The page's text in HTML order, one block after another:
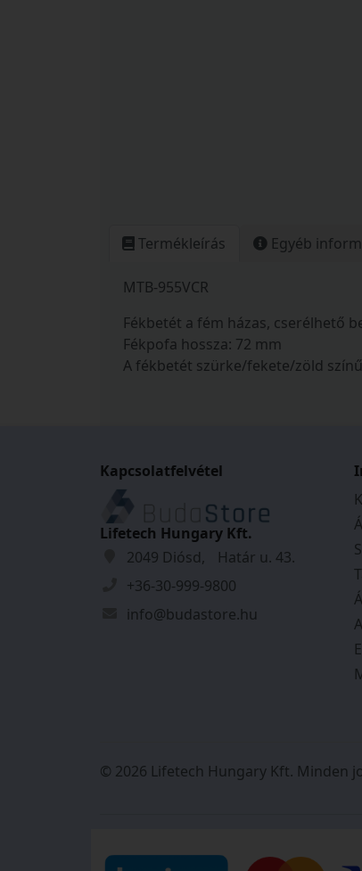
Termékleírás Egyéb
MTB-955VCR
Fékbetét a fém házas, cserélhető
Fékpofa hossza: 72 mm
A fékbetét szürke/fekete/zöld színű
Kapcsolatfelvétel
Lifetech Hungary Kft.
2049 Diósd, Határ u. 43.
+36-30-999-9800
info@budastore.hu
© 2026 Lifetech Hungary Kft. Minden